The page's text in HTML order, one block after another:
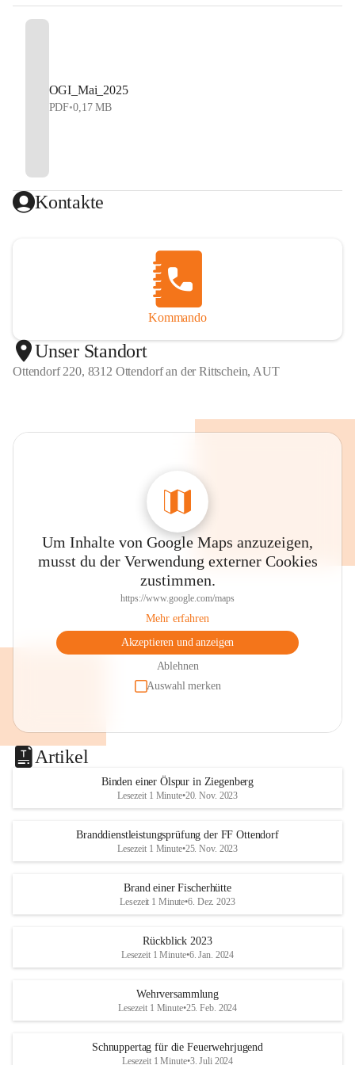
OGI_Mai_2025
PDF•0,17 MB
Kontakte
Kommando
Unser Standort
Ottendorf 220, 8312 Ottendorf an der Rittschein, AUT
Um Inhalte von Google Maps anzuzeigen,
musst du der Verwendung externer Cookies
zustimmen.
https://www.google.com/maps
Mehr erfahren
Akzeptieren und anzeigen
Ablehnen
Auswahl merken
Artikel
Binden einer Ölspur in Ziegenberg
Lesezeit 1 Minute•20. Nov. 2023
Branddienstleistungsprüfung der FF Ottendorf
Lesezeit 1 Minute•25. Nov. 2023
Brand einer Fischerhütte
Lesezeit 1 Minute•6. Dez. 2023
Rückblick 2023
Lesezeit 1 Minute•6. Jan. 2024
Wehrversammlung
Lesezeit 1 Minute•25. Feb. 2024
Schnuppertag für die Feuerwehrjugend
Lesezeit 1 Minute•3. Juli 2024